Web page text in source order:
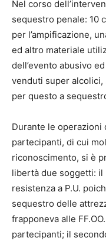
Nel corso
sequestro penale: 10
per l’ampificazione,
ed altro materiale
dell’evento abusivo
venduti super
per questo a
Durante le
partecipanti, di cui
riconoscimento, si è
libertà due soggetti: il
resistenza a P.U.
sequestro delle
frapponeva alle
partecipanti; il